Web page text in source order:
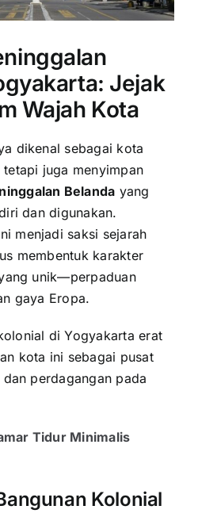
Jejak
Wajah Kota
dikenal sebagai kota
juga menyimpan
Belanda yang
dan digunakan.
menjadi saksi sejarah
membentuk karakter
unik—perpaduan
gaya Eropa.
di Yogyakarta erat
kota ini sebagai pusat
perdagangan pada
Tidur Minimalis
Kolonial